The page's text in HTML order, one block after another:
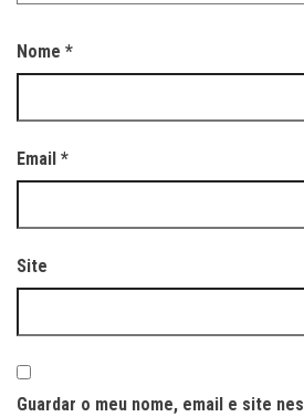
Nome *
Email *
Site
Guardar o meu nome, email e site